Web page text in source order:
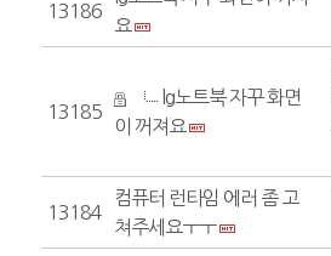
13186
요
13185
lg노트북 자꾸 화면
이 꺼져요
13184
컴퓨터 런타임 에러 좀 고
쳐주세요ㅜㅜ